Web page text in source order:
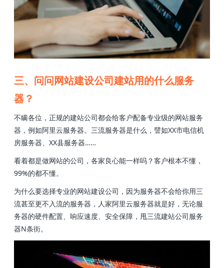
三、问问网站建设公司建站用的什么服务
器？
不瞒各位，正规的建站公司都会给客户配备专业级的网站服务
器，例如阿里云服务器。三流服务器是什么，譬如XX市电信机
房服务器、XX县服务器……
看着都是做网站的公司，各家良心能一样吗？客户根本不懂，
99%的都不懂。
为什么要选择专业的网站建设公司，因为服务器不会给你用三
流甚至更不入流的服务器，人家阿里云服务器就是好，无论服
务器的硬件配置、响应速度、安全保障，甩三流建站公司服务
器N条街。